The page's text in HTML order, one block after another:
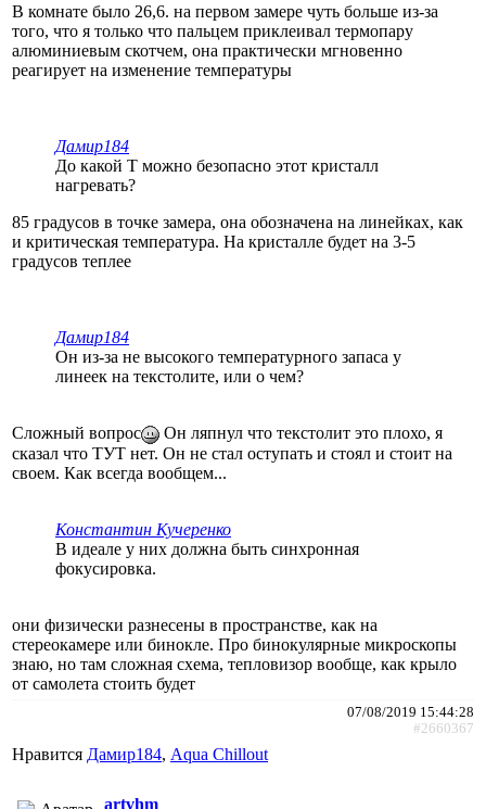
В комнате было 26,6. на первом замере чуть больше из-за
того, что я только что пальцем приклеивал термопару
алюминиевым скотчем, она практически мгновенно
реагирует на изменение температуры
Дамир184
До какой Т можно безопасно этот кристалл
нагревать?
85 градусов в точке замера, она обозначена на линейках, как
и критическая температура. На кристалле будет на 3-5
градусов теплее
Дамир184
Он из-за не высокого температурного запаса у
линеек на текстолите, или о чем?
Сложный вопрос
Он ляпнул что текстолит это плохо, я
сказал что ТУТ нет. Он не стал оступать и стоял и стоит на
своем. Как всегда вообщем...
Константин Кучеренко
В идеале у них должна быть синхронная
фокусировка.
они физически разнесены в пространстве, как на
стереокамере или бинокле. Про бинокулярные микроскопы
знаю, но там сложная схема, тепловизор вообще, как крыло
от самолета стоить будет
07/08/2019 15:44:28
#2660367
Нравится Дамир184, Aqua Chillout
artvhm